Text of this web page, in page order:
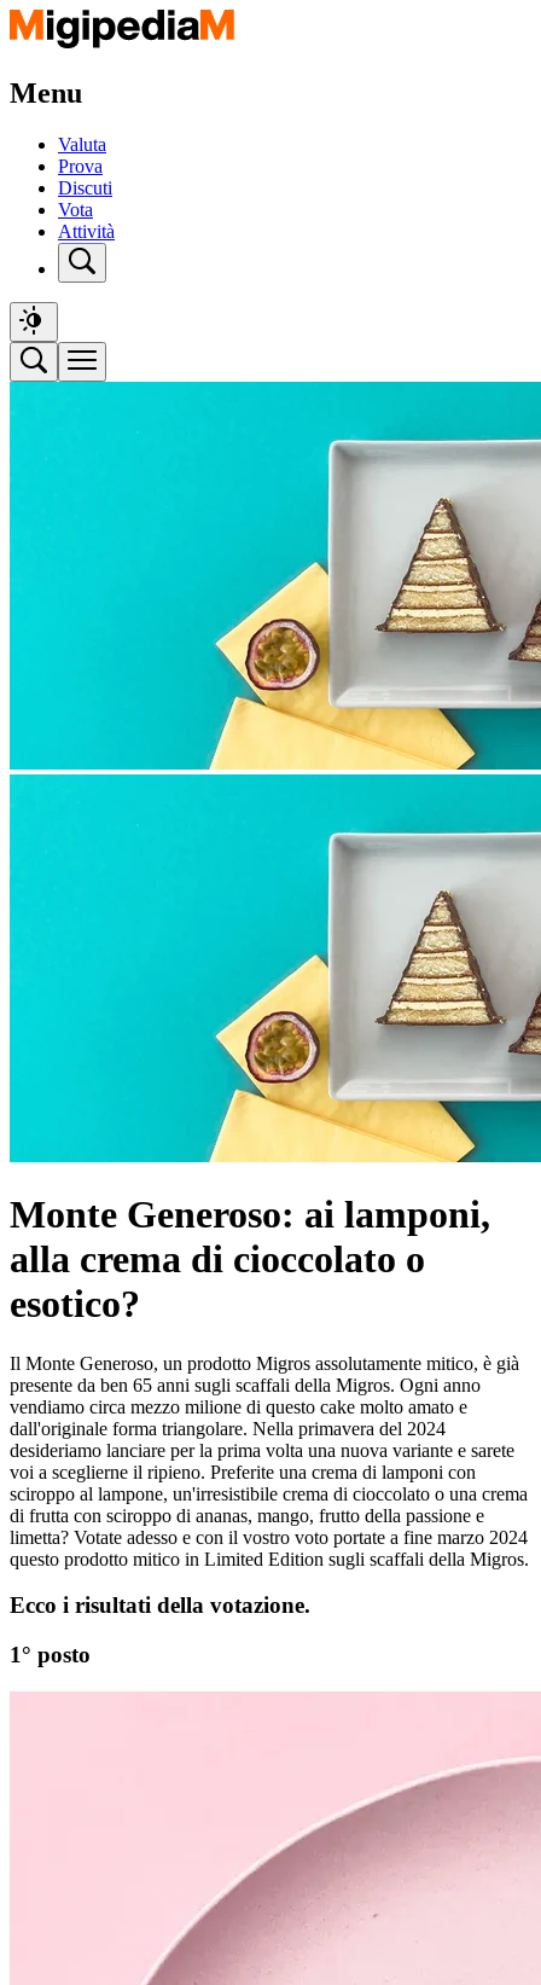
Menu
Valuta
Prova
Discuti
Vota
Attività
Monte Generoso: ai lamponi,
alla crema di cioccolato o
esotico?
Il Monte Generoso, un prodotto Migros assolutamente mitico, è già
presente da ben 65 anni sugli scaffali della Migros. Ogni anno
vendiamo circa mezzo milione di questo cake molto amato e
dall'originale forma triangolare. Nella primavera del 2024
desideriamo lanciare per la prima volta una nuova variante e sarete
voi a sceglierne il ripieno. Preferite una crema di lamponi con
sciroppo al lampone, un'irresistibile crema di cioccolato o una crema
di frutta con sciroppo di ananas, mango, frutto della passione e
limetta? Votate adesso e con il vostro voto portate a fine marzo 2024
questo prodotto mitico in Limited Edition sugli scaffali della Migros.
Ecco i risultati della votazione.
1° posto